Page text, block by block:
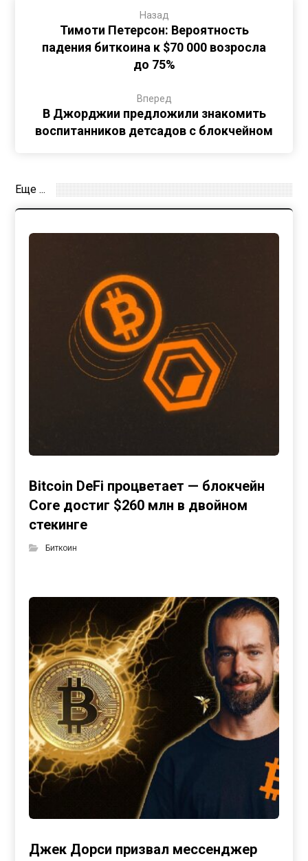
Назад
Тимоти Петерсон: Вероятность
падения биткоина к $70 000 возросла
до 75%
Вперед
В Джорджии предложили знакомить
воспитанников детсадов с блокчейном
Еще ...
Bitcoin DeFi процветает — блокчейн
Core достиг $260 млн в двойном
стекинге
Биткоин
Джек Дорси призвал мессенджер